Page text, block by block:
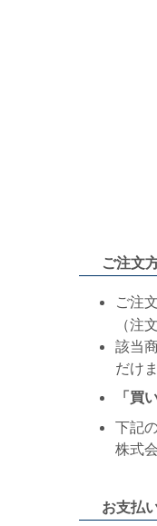
ご注文
ご注
（注
該当
だけ
「買
下記
株式
お支払